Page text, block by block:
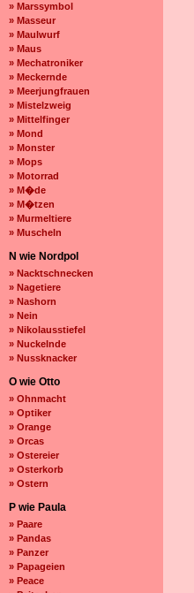
» Marssymbol
» Masseur
» Maulwurf
» Maus
» Mechatroniker
» Meckernde
» Meerjungfrauen
» Mistelzweig
» Mittelfinger
» Mond
» Monster
» Mops
» Motorrad
» M�de
» M�tzen
» Murmeltiere
» Muscheln
N wie Nordpol
» Nacktschnecken
» Nagetiere
» Nashorn
» Nein
» Nikolausstiefel
» Nuckelnde
» Nussknacker
O wie Otto
» Ohnmacht
» Optiker
» Orange
» Orcas
» Ostereier
» Osterkorb
» Ostern
P wie Paula
» Paare
» Pandas
» Panzer
» Papageien
» Peace